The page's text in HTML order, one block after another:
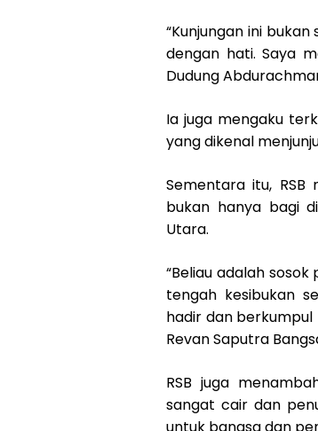
“Kunjungan ini
dengan hati. Saya
Dudung
Ia juga mengaku
yang dikenal
Sementara itu,
bukan hanya bagi
Utara.
“Beliau adalah
tengah kesibukan
hadir dan berkumpul
Revan Saputra
RSB juga
sangat cair dan